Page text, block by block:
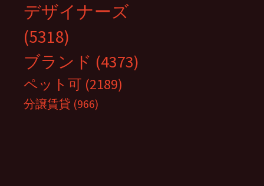
デザイナーズ
(5318)
ブランド (4373)
ペット可 (2189)
分譲賃貸 (966)